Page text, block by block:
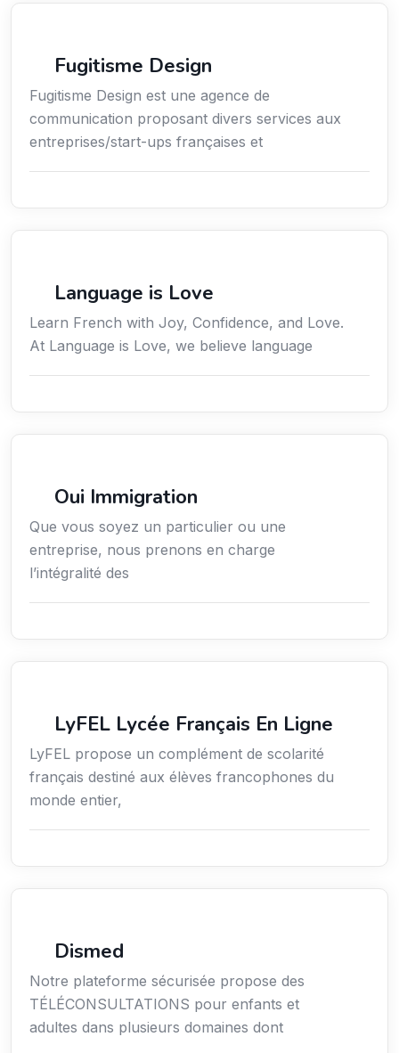
Fugitisme Design
Fugitisme Design est une agence de
communication proposant divers services aux
entreprises/start-ups françaises et
Language is Love
Learn French with Joy, Confidence, and Love.
At Language is Love, we believe language
Oui Immigration
Que vous soyez un particulier ou une
entreprise, nous prenons en charge
l’intégralité des
LyFEL Lycée Français En Ligne
LyFEL propose un complément de scolarité
français destiné aux élèves francophones du
monde entier,
Dismed
Notre plateforme sécurisée propose des
TÉLÉCONSULTATIONS pour enfants et
adultes dans plusieurs domaines dont